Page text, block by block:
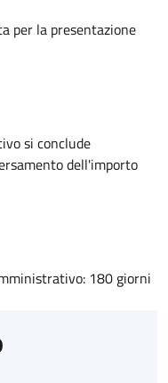
per la presentazione
si conclude
dell'importo
180 giorni